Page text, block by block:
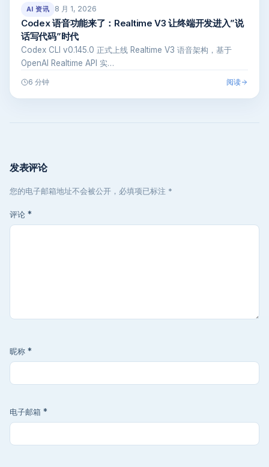
AI 资讯 8 月 1, 2026
Codex 语音功能来了：Realtime V3 让终端开发进入”说
话写代码”时代
Codex CLI v0.145.0 正式上线 Realtime V3 语音架构，基于
OpenAI Realtime API 实…
6 分钟 阅读
发表评论
您的电子邮箱地址不会被公开，必填项已标注 *
评论 *
昵称 *
电子邮箱 *